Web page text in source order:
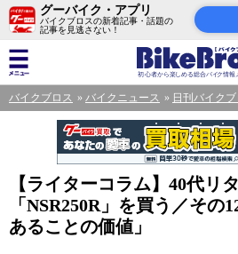
グーバイク・アプリ
バイクブロスの新着記事・話題の
記事を見逃さない！
バイクブロス バイクニュース 日刊バイク
【ライターコラム】40代リ
「NSR250R」を買う／その
あることの価値」